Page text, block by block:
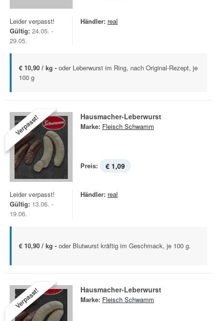
Leider verpasst!
Gültig: 24.05. -
29.05.
Händler: real
€ 10,90 / kg - oder Leberwurst im Ring, nach Original-Rezept, je
100 g
Verpasst! Hausmacher-Leberwurst
Marke: Fleisch Schwamm
Preis: € 1,09
Leider verpasst!
Gültig: 13.06. -
19.06.
Händler: real
€ 10,90 / kg - oder Blutwurst kräftig im Geschmack, je 100 g.
Verpasst! Hausmacher-Leberwurst
Marke: Fleisch Schwamm